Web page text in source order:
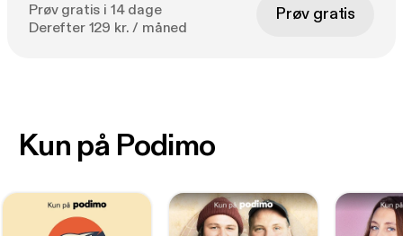
Prøv gratis i 14 dage
Derefter 129 kr. / måned
Prøv gratis
Kun på Podimo